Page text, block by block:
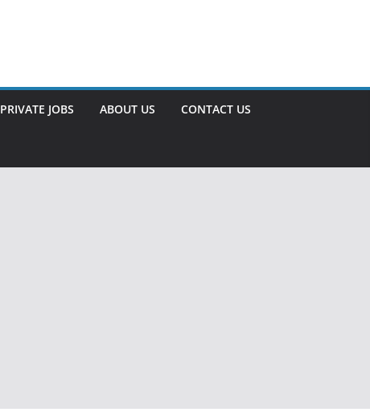
PRIVATE JOBS ABOUT US CONTACT US